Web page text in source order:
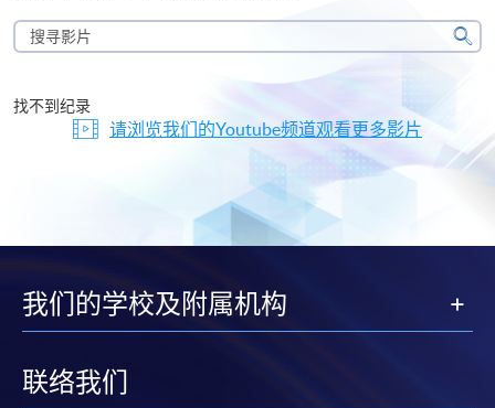
搜
寻
片
搜
找不到纪录
请浏览我们的Youtube频道观看更多影片
我们的学校及附属机构
联络我们